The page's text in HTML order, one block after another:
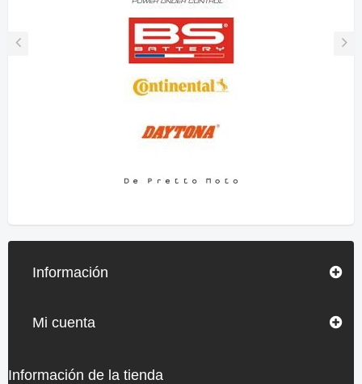
Información
Mi cuenta
Información de la tienda